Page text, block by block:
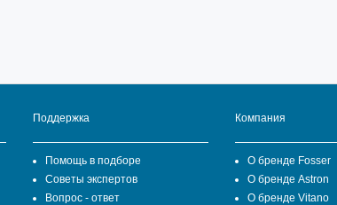
Поддержка
Помощь в подборе
Советы экспертов
Вопрос - ответ
Компания
О бренде Fosser
О бренде Astron
О бренде Vitano